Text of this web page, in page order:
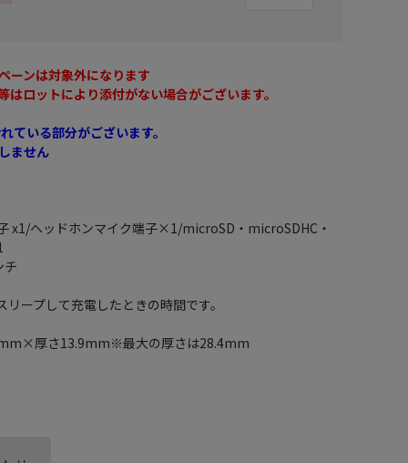
ーンは対象外になります
ロットにより添付がない場合がございます。
ている部分がございます。
ません
x1/ヘッドホンマイク端子×1/microSD・microSDHC・
チ
ープして充電したときの時間です。
厚さ13.9mm※最大の厚さは28.4mm